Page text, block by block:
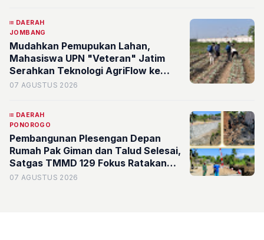
DAERAH
JOMBANG
Mudahkan Pemupukan Lahan,
Mahasiswa UPN "Veteran" Jatim
Serahkan Teknologi AgriFlow ke
Petani Desa Ngoro, Jombang
07 AGUSTUS 2026
DAERAH
PONOROGO
Pembangunan Plesengan Depan
Rumah Pak Giman dan Talud Selesai,
Satgas TMMD 129 Fokus Ratakan
Tanah Dasar Sungai
07 AGUSTUS 2026